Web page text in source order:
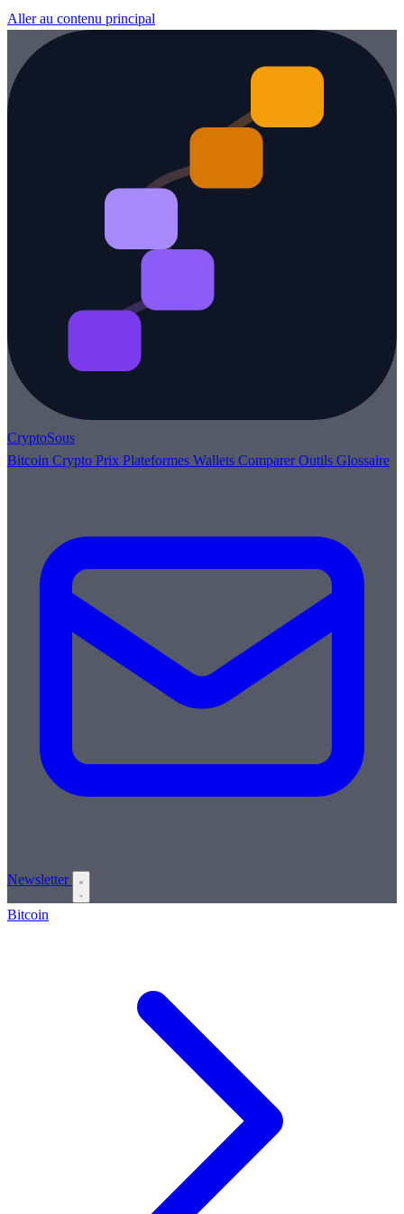
Aller au contenu principal
CryptoSous
Bitcoin Crypto Prix Plateformes Wallets ComparerOutils Glossaire
Newsletter
Bitcoin